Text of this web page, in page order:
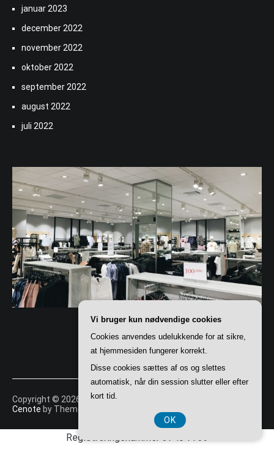
januar 2023
december 2022
november 2022
oktober 2022
september 2022
august 2022
juli 2022
Copyright © 2026 Shoppingportalen
Cenote by ThemeGrill. Powered by
Registreringsnummer 3740 7739
Vi bruger kun nødvendige cookies
Cookies anvendes udelukkende for at sikre,
at hjemmesiden fungerer korrekt.
Disse cookies sættes af os og slettes
automatisk, når din session slutter eller efter
kort tid.
OK